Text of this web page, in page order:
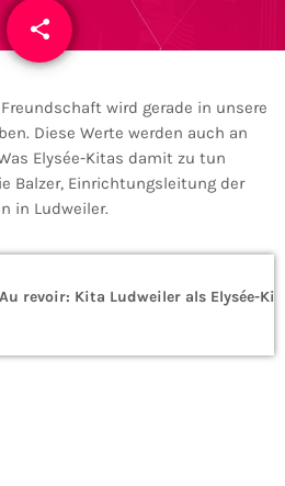
share
email
wird gerade in unsere
Diese Werte werden auch an
Elysée-Kitas damit zu tun
Balzer, Einrichtungsleitung der
in Ludweiler.